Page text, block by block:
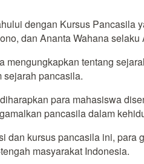
dengan Kursus Pancasila
dan Ananta Wahana selaku
mengungkapkan tentang
sejarah pancasila.
para mahasiswa
pancasila dalam
dan kursus pancasila ini,
masyarakat Indonesia.